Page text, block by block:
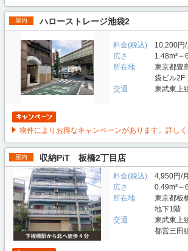
屋内 ハローストレージ池袋2
料金(税込)
10,200円
広さ
1.48m²～
所在地
東京都豊
袋ビル2F
交通
東武東上
物件によりお得なキャンペーンがあります。詳しく
屋内 収納PiT 板橋2丁目店
料金(税込)
4,950円/
広さ
0.49m²～
所在地
東京都板
地下1階
交通
東武東上
都営三田